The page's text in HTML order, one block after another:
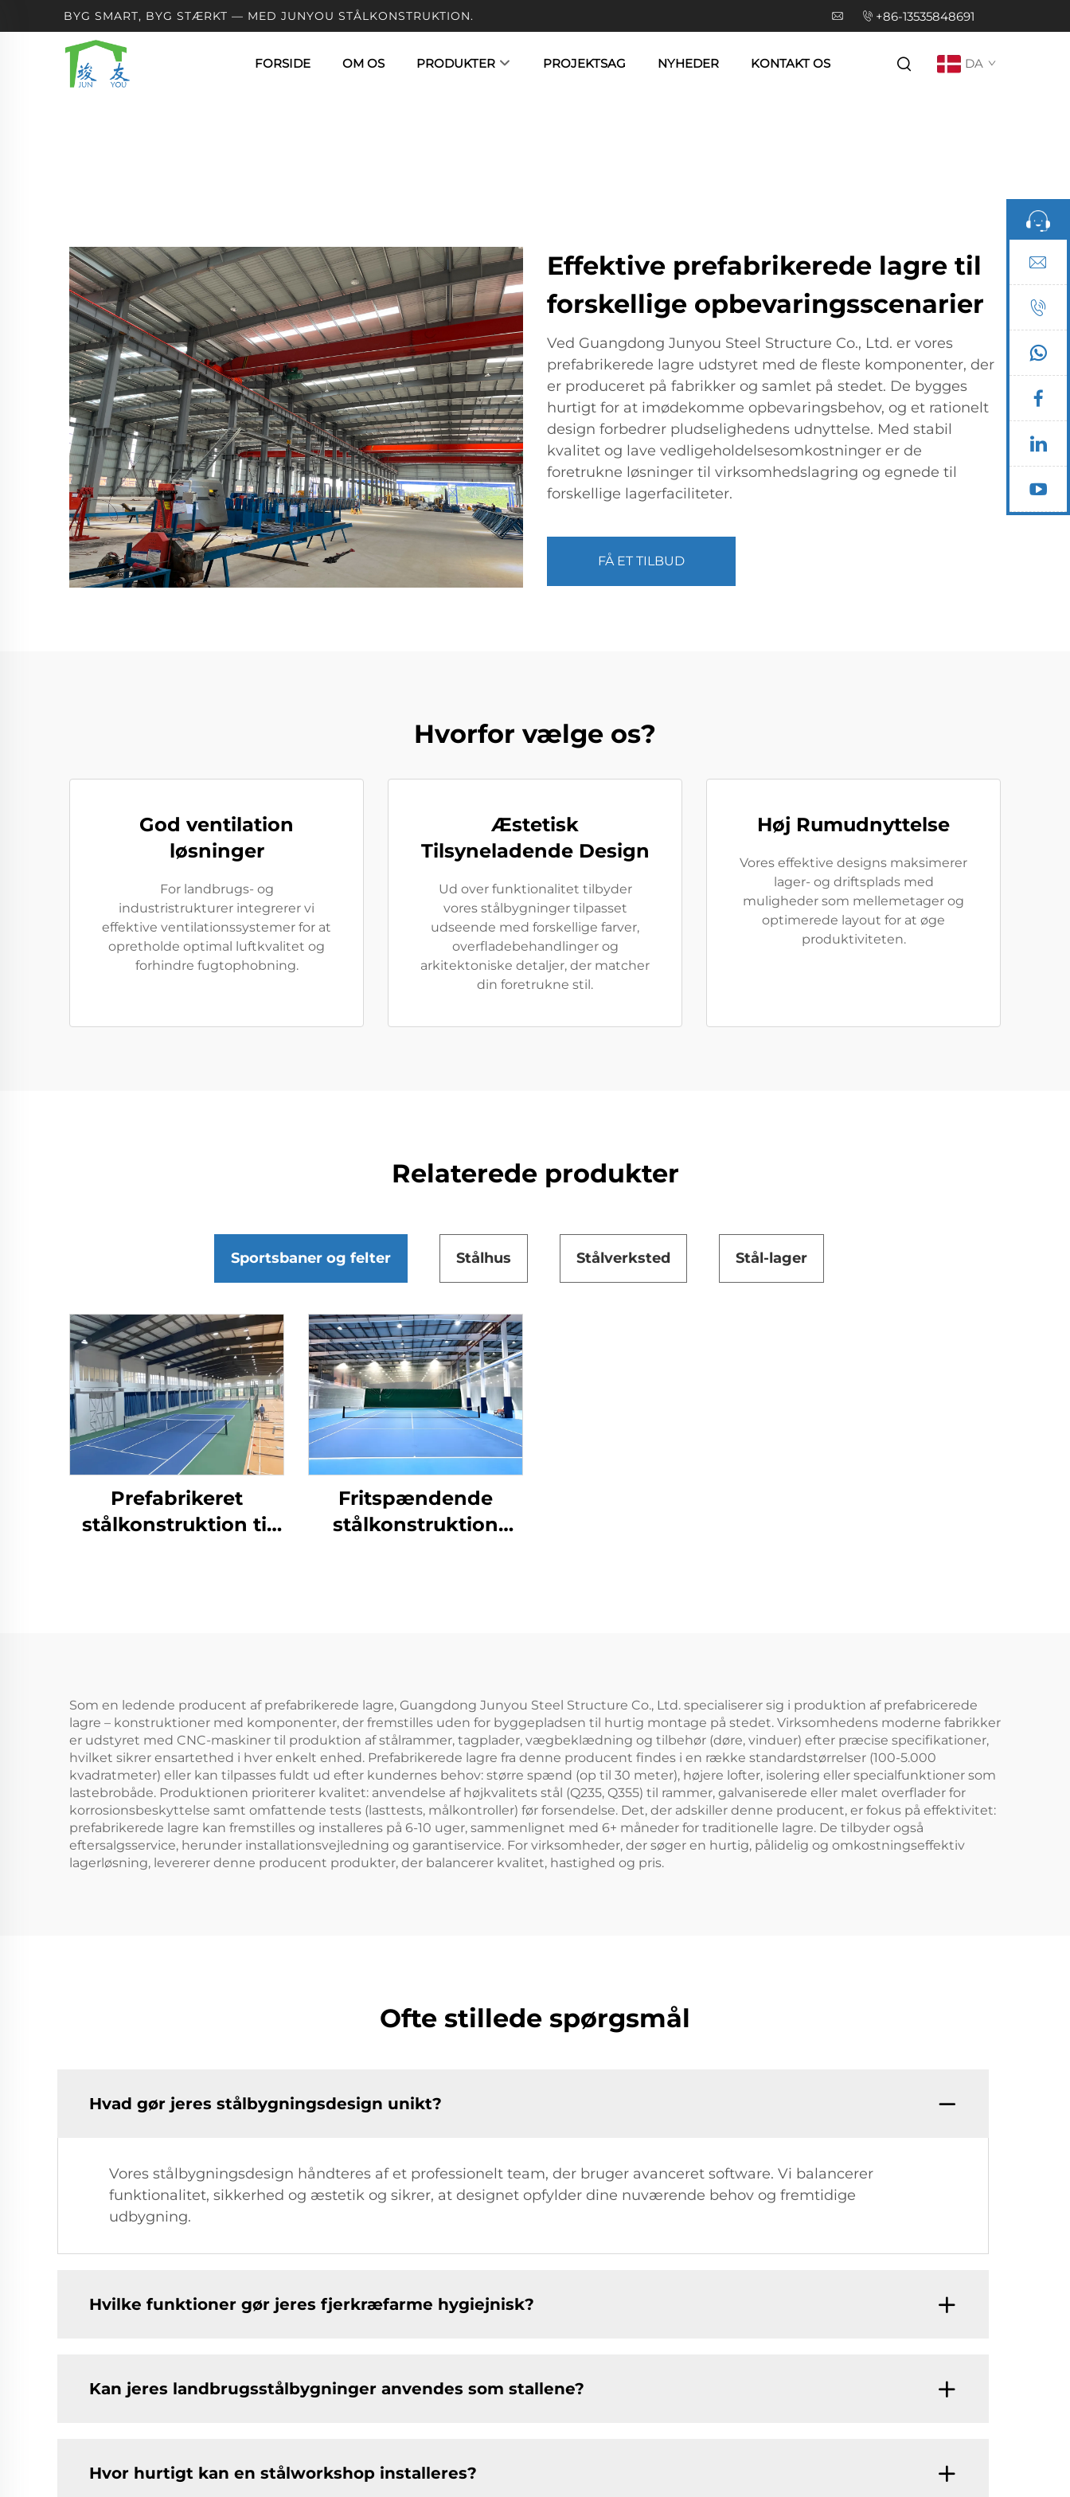
BYG SMART, BYG STÆRKT — MED JUNYOU STÅLKONSTRUKTION. +86-13535848691
FORSIDE OM OS PRODUKTER PROJEKTSAG NYHEDER KONTAKT OS DA
Effektive prefabrikerede lagre til
forskellige opbevaringsscenarier
Ved Guangdong Junyou Steel Structure Co., Ltd. er vores
prefabrikerede lagre udstyret med de fleste komponenter, der
er produceret på fabrikker og samlet på stedet. De bygges
hurtigt for at imødekomme opbevaringsbehov, og et rationelt
design forbedrer pludselighedens udnyttelse. Med stabil
kvalitet og lave vedligeholdelsesomkostninger er de
foretrukne løsninger til virksomhedslagring og egnede til
forskellige lagerfaciliteter.
FÅ ET TILBUD
Hvorfor vælge os?
God ventilation
løsninger
For landbrugs- og
industristrukturer integrerer vi
effektive ventilationssystemer for at
opretholde optimal luftkvalitet og
forhindre fugtophobning.
Æstetisk
Tilsyneladende Design
Ud over funktionalitet tilbyder
vores stålbygninger tilpasset
udseende med forskellige farver,
overfladebehandlinger og
arkitektoniske detaljer, der matcher
din foretrukne stil.
Høj Rumudnyttelse
Vores effektive designs maksimerer
lager- og driftsplads med
muligheder som mellemetager og
optimerede layout for at øge
produktiviteten.
Relaterede produkter
Sportsbaner og felter Stålhus Stålverksted Stål-lager
Prefabrikeret
stålkonstruktion til
Fritspændende
stålkonstruktion
Som en ledende producent af prefabrikerede lagre, Guangdong Junyou Steel Structure Co., Ltd. specialiserer sig i produktion af prefabricerede
lagre – konstruktioner med komponenter, der fremstilles uden for byggepladsen til hurtig montage på stedet. Virksomhedens moderne fabrikker
er udstyret med CNC-maskiner til produktion af stålrammer, tagplader, vægbeklædning og tilbehør (døre, vinduer) efter præcise specifikationer,
hvilket sikrer ensartethed i hver enkelt enhed. Prefabrikerede lagre fra denne producent findes i en række standardstørrelser (100-5.000
kvadratmeter) eller kan tilpasses fuldt ud efter kundernes behov: større spænd (op til 30 meter), højere lofter, isolering eller specialfunktioner som
lastebrobåde. Produktionen prioriterer kvalitet: anvendelse af højkvalitets stål (Q235, Q355) til rammer, galvaniserede eller malet overflader for
korrosionsbeskyttelse samt omfattende tests (lasttests, målkontroller) før forsendelse. Det, der adskiller denne producent, er fokus på effektivitet:
prefabrikerede lagre kan fremstilles og installeres på 6-10 uger, sammenlignet med 6+ måneder for traditionelle lagre. De tilbyder også
eftersalgsservice, herunder installationsvejledning og garantiservice. For virksomheder, der søger en hurtig, pålidelig og omkostningseffektiv
lagerløsning, levererer denne producent produkter, der balancerer kvalitet, hastighed og pris.
Ofte stillede spørgsmål
Hvad gør jeres stålbygningsdesign unikt?
Vores stålbygningsdesign håndteres af et professionelt team, der bruger avanceret software. Vi balancerer
funktionalitet, sikkerhed og æstetik og sikrer, at designet opfylder dine nuværende behov og fremtidige
udbygning.
Hvilke funktioner gør jeres fjerkræfarme hygiejnisk?
Kan jeres landbrugsstålbygninger anvendes som stallene?
Hvor hurtigt kan en stålworkshop installeres?